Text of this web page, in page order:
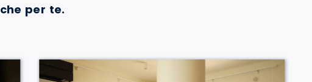
per te.